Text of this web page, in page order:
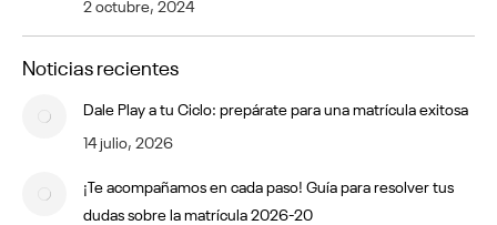
2 octubre, 2024
Noticias recientes
Dale Play a tu Ciclo: prepárate para una matrícula exitosa
14 julio, 2026
¡Te acompañamos en cada paso! Guía para resolver tus
dudas sobre la matrícula 2026-20